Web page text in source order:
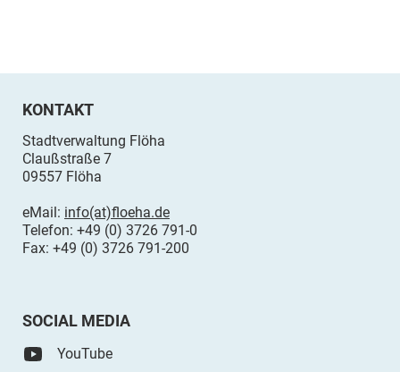
KONTAKT
Stadtverwaltung Flöha
Claußstraße 7
09557 Flöha
eMail: info(at)floeha.de
Telefon: +49 (0) 3726 791-0
Fax: +49 (0) 3726 791-200
SOCIAL MEDIA
YouTube